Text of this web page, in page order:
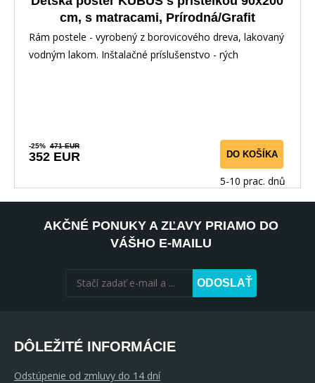
cm, s matracami, Prírodná/Grafit
Rám postele - vyrobený z borovicového dreva, lakovaný
vodným lakom. Inštalačné príslušenstvo - rých
-25% 471 EUR
352 EUR DO KOŠÍKA
5-10 prac. dnů
AKČNÉ PONUKY A ZĽAVY PRIAMO DO
VÁŠHO E-MAILU
ODOSLAŤ
DÔLEŽITÉ INFORMÁCIE
Odstúpenie od zmluvy do 14 dní